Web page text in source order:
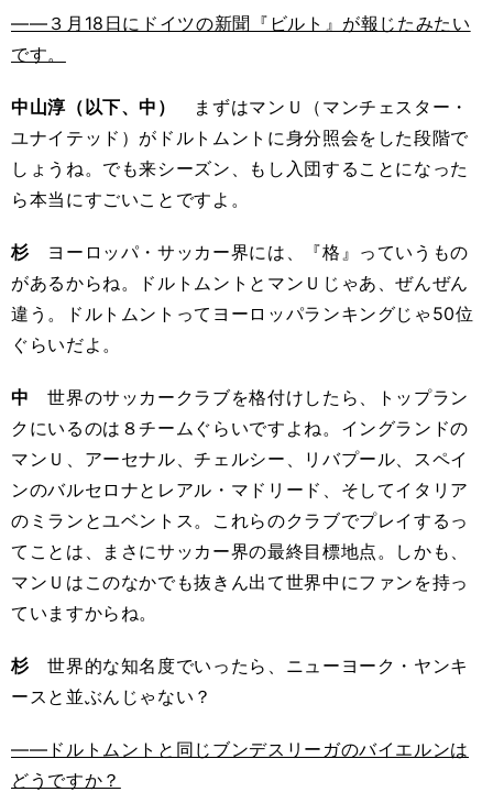
――３月18日にドイツの新聞『ビルト』が報じたみたい
です。
中山淳（以下、中）
まずはマンＵ（マンチェスター・
ユナイテッド）がドルトムントに身分照会をした段階で
しょうね。でも来シーズン、もし入団することになった
ら本当にすごいことですよ。
杉ヨーロッパ・サッカー界には、『格』っていうもの
があるからね。ドルトムントとマンＵじゃあ、ぜんぜん
違う。ドルトムントってヨーロッパランキングじゃ50位
ぐらいだよ。
中 世界のサッカークラブを格付けしたら、トップラン
クにいるのは８チームぐらいですよね。イングランドの
マンＵ、アーセナル、チェルシー、リバプール、スペイ
ンのバルセロナとレアル・マドリード、そしてイタリア
のミランとユベントス。これらのクラブでプレイするっ
てことは、まさにサッカー界の最終目標地点。しかも、
マンＵはこのなかでも抜きん出て世界中にファンを持っ
ていますからね。
杉世界的な知名度でいったら、ニューヨーク・ヤンキ
ースと並ぶんじゃない？
――ドルトムントと同じブンデスリーガのバイエルンは
どうですか？